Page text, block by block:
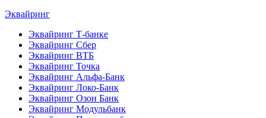
Эквайринг
Эквайринг Т-банке
Эквайринг Сбер
Эквайринг ВТБ
Эквайринг Точка
Эквайринг Альфа-Банк
Эквайринг Локо-Банк
Эквайринг Озон Банк
Эквайринг Модульбанк